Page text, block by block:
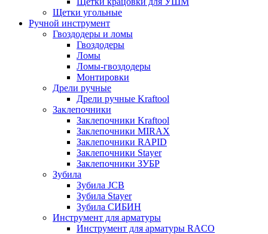
Щетки угольные
Ручной инструмент
Гвоздодеры и ломы
Гвоздодеры
Ломы
Ломы-гвоздодеры
Монтировки
Дрели ручные
Дрели ручные Kraftool
Заклепочники
Заклепочники Kraftool
Заклепочники MIRAX
Заклепочники RAPID
Заклепочники Stayer
Заклепочники ЗУБР
Зубила
Зубила JCB
Зубила Stayer
Зубила СИБИН
Инструмент для арматуры
Инструмент для арматуры RACO